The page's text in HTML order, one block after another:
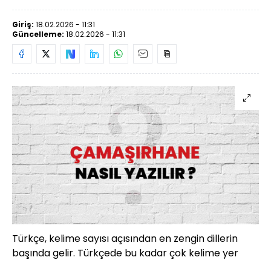
Giriş: 18.02.2026 - 11:31
Güncelleme: 18.02.2026 - 11:31
Türkçe, kelime sayısı açısından en zengin dillerin
başında gelir. Türkçede bu kadar çok kelime yer